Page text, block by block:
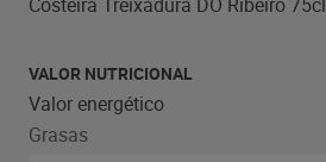
VALOR NUTRICIONAL
Valor energético
Grasas